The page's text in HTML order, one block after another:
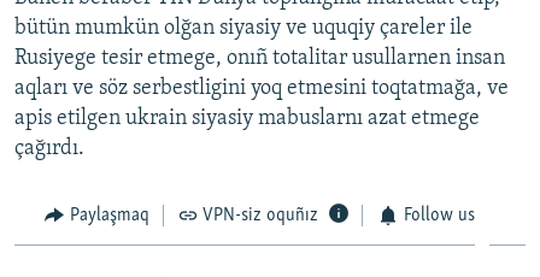
bütün mumkün olğan siyasiy ve uquqiy çareler ile
Rusiyege tesir etmege, onıñ totalitar usullarnen insan
aqları ve söz serbestligini yoq etmesini toqtatmağa, ve
apis etilgen ukrain siyasiy mabuslarnı azat etmege
çağırdı.
Paylaşmaq VPN-siz oquñız Follow us